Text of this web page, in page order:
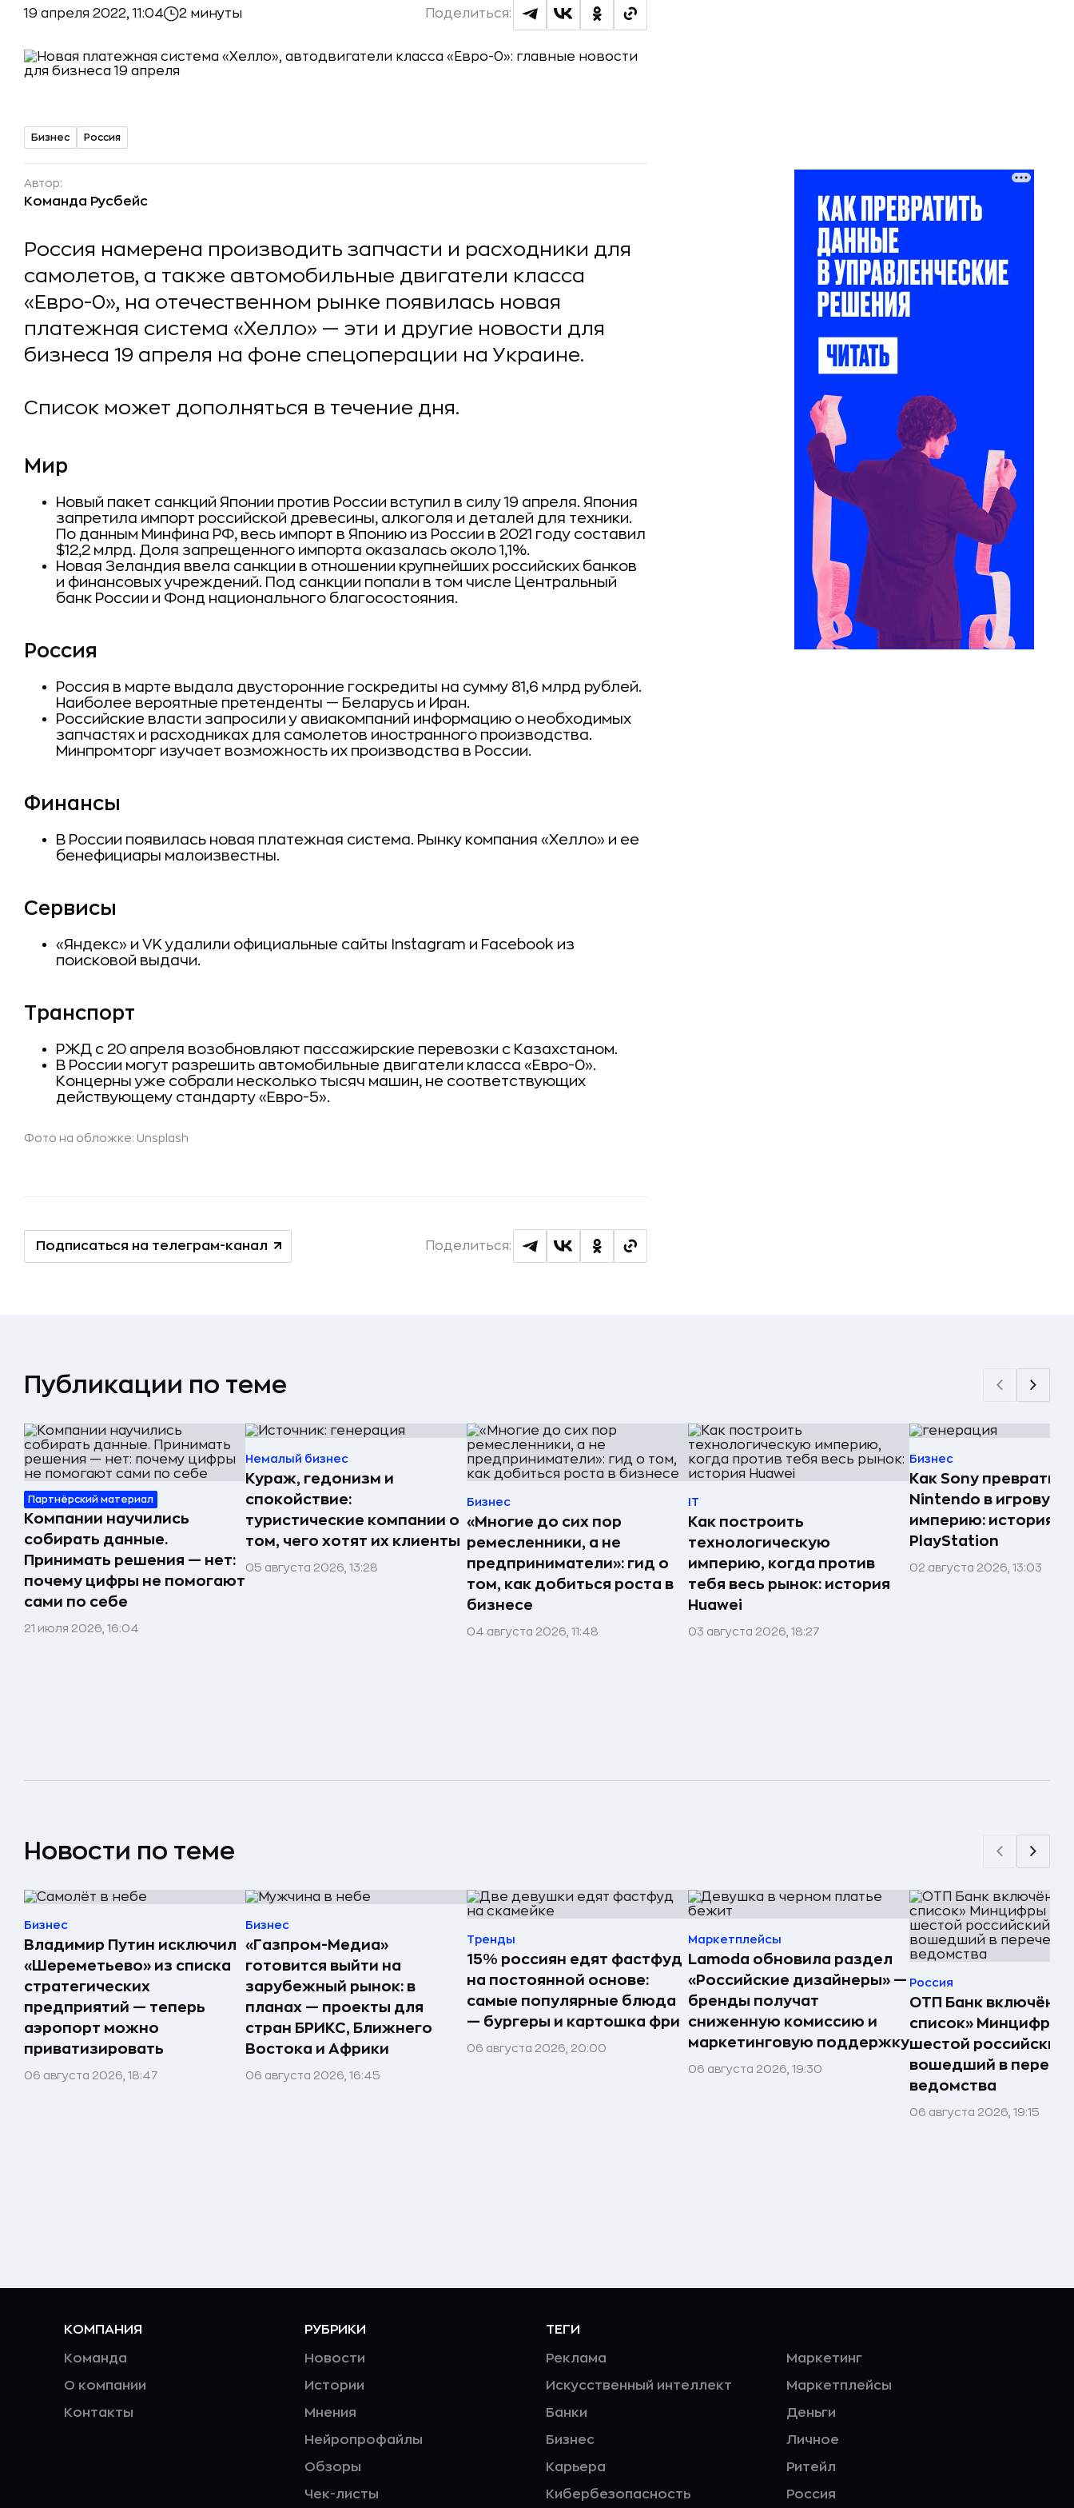
19 апреля 2022, 11:04 2 минуты Поделиться:
Бизнес Россия
Автор:
Команда Русбейс
Россия намерена производить запчасти и расходники для
самолетов, а также автомобильные двигатели класса
«Евро-0», на отечественном рынке появилась новая
платежная система «Хелло» — эти и другие новости для
бизнеса 19 апреля на фоне спецоперации на Украине.
Список может дополняться в течение дня.
Мир
Новый пакет санкций Японии против России вступил в силу 19 апреля. Япония
запретила импорт российской древесины, алкоголя и деталей для техники.
По данным Минфина РФ, весь импорт в Японию из России в 2021 году составил
$12,2 млрд. Доля запрещенного импорта оказалась около 1,1%.
Новая Зеландия ввела санкции в отношении крупнейших российских банков
и финансовых учреждений. Под санкции попали в том числе Центральный
банк России и Фонд национального благосостояния.
Россия
Россия в марте выдала двусторонние госкредиты на сумму 81,6 млрд рублей.
Наиболее вероятные претенденты — Беларусь и Иран.
Российские власти запросили у авиакомпаний информацию о необходимых
запчастях и расходниках для самолетов иностранного производства.
Минпромторг изучает возможность их производства в России.
Финансы
В России появилась новая платежная система. Рынку компания «Хелло» и ее
бенефициары малоизвестны.
Сервисы
«Яндекс» и VK удалили официальные сайты Instagram и Facebook из
поисковой выдачи.
Транспорт
РЖД с 20 апреля возобновляют пассажирские перевозки с Казахстаном.
В России могут разрешить автомобильные двигатели класса «Евро-0».
Концерны уже собрали несколько тысяч машин, не соответствующих
действующему стандарту «Евро-5».
Фото на обложке: Unsplash
Подписаться на телеграм-канал Поделиться:
Публикации по теме
Партнёрский материал
Компании научились
собирать данные.
Принимать решения — нет:
почему цифры не помогают
сами по себе
21 июля 2026, 16:04
Немалый бизнес
Кураж, гедонизм и
спокойствие:
туристические компании о
том, чего хотят их клиенты
05 августа 2026, 13:28
Бизнес
«Многие до сих пор
ремесленники, а не
предприниматели»: гид о
том, как добиться роста в
бизнесе
04 августа 2026, 11:48
IT
Как построить
технологическую
империю, когда против
тебя весь рынок: история
Huawei
03 августа 2026, 18:27
Бизнес
Как Sony
Nintendo в игровую
империю: история
PlayStation
02 августа 2026, 13:03
Новости по теме
Бизнес
Владимир Путин исключил
«Шереметьево» из списка
стратегических
предприятий — теперь
аэропорт можно
приватизировать
06 августа 2026, 18:47
Бизнес
«Газпром-Медиа»
готовится выйти на
зарубежный рынок: в
планах — проекты для
стран БРИКС, Ближнего
Востока и Африки
06 августа 2026, 16:45
Тренды
15% россиян едят фастфуд
на постоянной основе:
самые популярные блюда
— бургеры и картошка фри
06 августа 2026, 20:00
Маркетплейсы
Lamoda обновила раздел
«Российские дизайнеры» —
бренды получат
сниженную комиссию и
маркетинговую поддержку
06 августа 2026, 19:30
Россия
ОТП Банк включён в
список» Минцифры
шестой российский
вошедший в
ведомства
06 августа 2026, 19:15
КОМПАНИЯ
Команда
О компании
Контакты
РУБРИКИ
Новости
Истории
Мнения
Нейропрофайлы
Обзоры
Чек-листы
ТЕГИ
Реклама
Искусственный интеллект
Банки
Бизнес
Карьера
Кибербезопасность
Маркетинг
Маркетплейсы
Деньги
Личное
Ритейл
Россия